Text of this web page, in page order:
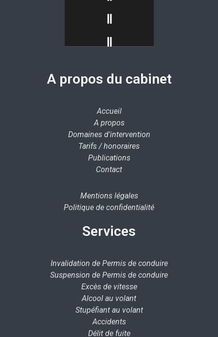
A propos du cabinet
Accueil
A propos
Domaines d'intervention
Tarifs / honoraires
Publications
Contact
Mentions légales
Politique de confidentialité
Services
Invalidation de Permis de conduire
Suspension de Permis de conduire
Excès de vitesse
Alcool au volant
Stupéfiant au volant
Accidents
Délit de fuite